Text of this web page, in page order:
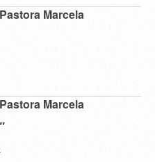
Marcela
Marcela